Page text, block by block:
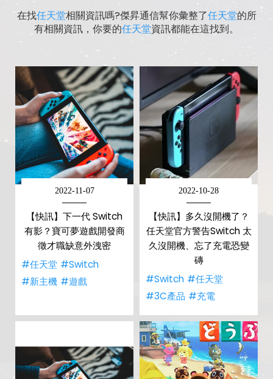
在找任天堂相關資訊嗎?傑昇通信幫你彙整了任天堂的所
有相關資訊，你要的任天堂資訊都能在這找到。
2022-11-07
【快訊】下一代 Switch
有影？寶可夢遊戲開發商
徵才職缺意外洩密
#任天堂 #Switch
#新主機 #遊戲
2022-10-28
【快訊】多久沒開機了？
任天堂官方警告Switch 太
久沒開機、忘了充電恐變
磚
#Switch #任天堂
#3C產品 #充電